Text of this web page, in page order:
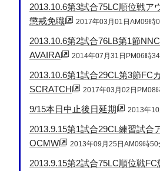
2013.10.6第3試合75LC順位戦ア
懲戒免職
2017年03月01日AM09時
2013.10.6第2試合76LB第1節
AVAIRA
2014年07月31日PM06時
2013.10.6第1試合29CL第3節FC
SCRATCH
2017年03月02日PM08
9/15本日中止後日延期 2013年
2013.9.15第1試合29CL練習試合
OCMW
2013年09月25日AM09時50
2013.9.15第2試合75LC順位戦